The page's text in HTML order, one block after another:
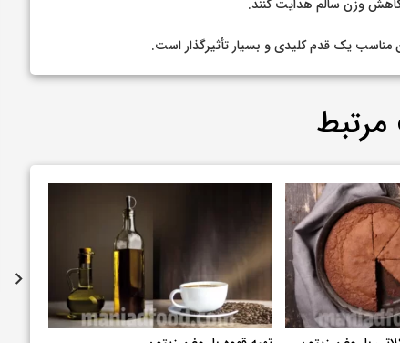
وزن سالم هدایت کنند.
مناسب یک قدم کلیدی و بسیار تأثیرگذار است.